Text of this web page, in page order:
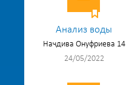
Анализ воды
Начдива Онуфриева 14
24/05/2022